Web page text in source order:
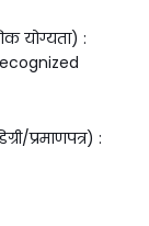
योग्यता) :
प्रमाणपत्र) :